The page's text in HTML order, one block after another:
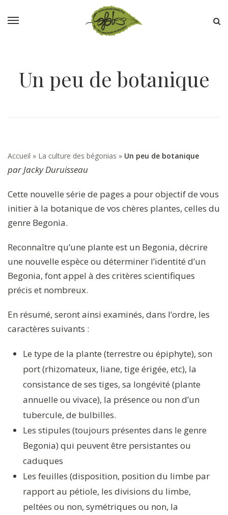
Un peu de botanique
Accueil » La culture des bégonias » Un peu de botanique
par Jacky Duruisseau
Cette nouvelle série de pages a pour objectif de vous
initier à la botanique de vos chères plantes, celles du
genre Begonia.
Reconnaître qu’une plante est un Begonia, décrire
une nouvelle espèce ou déterminer l’identité d’un
Begonia, font appel à des critères scientifiques
précis et nombreux.
En résumé, seront ainsi examinés, dans l’ordre, les
caractères suivants :
Le type de la plante (terrestre ou épiphyte), son
port (rhizomateux, liane, tige érigée, etc), la
consistance de ses tiges, sa longévité (plante
annuelle ou vivace), la présence ou non d’un
tubercule, de bulbilles.
Les stipules (toujours présentes dans le genre
Begonia) qui peuvent être persistantes ou
caduques
Les feuilles (disposition, position du limbe par
rapport au pétiole, les divisions du limbe,
peltées ou non, symétriques ou non, la